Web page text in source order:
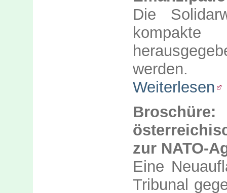
Die
kompakte
werden.
Weiterlesen
zur NATO-
Eine
Tribunal